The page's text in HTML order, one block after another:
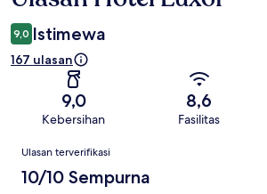
9,0 Istimewa
167 ulasan
9,0
Kebersihan
8,6
Fasilitas
Ulasan
Ulasan terverifikasi
10/10 Sempurna